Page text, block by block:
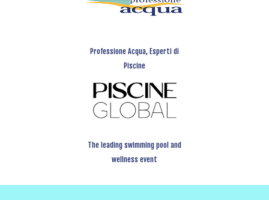
Professione Acqua, Esperti di
Piscine
The leading swimming pool and
wellness event